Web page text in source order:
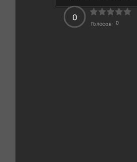
0
Голосов: 0